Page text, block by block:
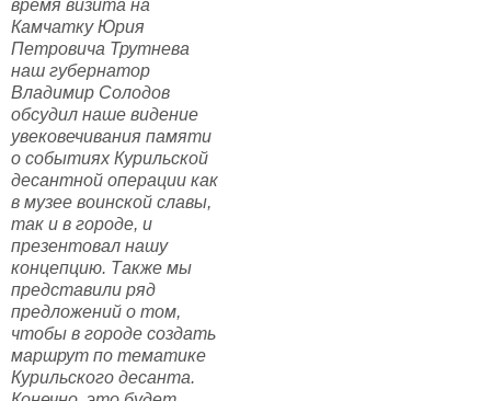
время визита на
Камчатку Юрия
Петровича Трутнева
наш губернатор
Владимир Солодов
обсудил наше видение
увековечивания памяти
о событиях Курильской
десантной операции как
в музее воинской славы,
так и в городе, и
презентовал нашу
концепцию. Также мы
представили ряд
предложений о том,
чтобы в городе создать
маршрут по тематике
Курильского десанта.